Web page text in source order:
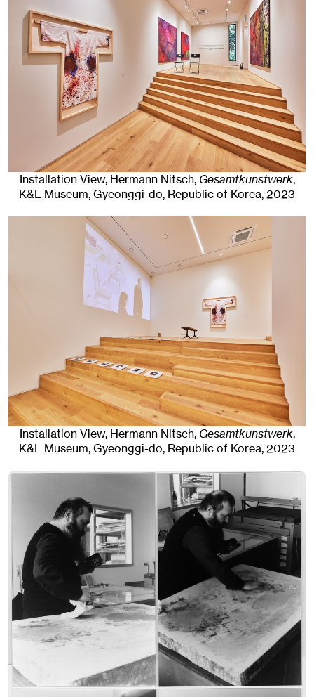
Installation View, Hermann Nitsch, Gesamtkunstwerk,
K&L Museum,Gyeonggi-do, Republic of Korea, 2023
Installation View, Hermann Nitsch, Gesamtkunstwerk,
K&L Museum,Gyeonggi-do, Republic of Korea, 2023